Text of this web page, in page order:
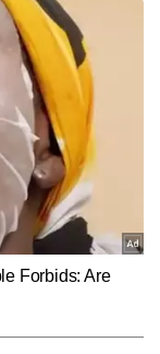
एक अनुभवी न्यूज राइटर हैं।
में तेज, सटीक और
अंतरराष्ट्रीय
विशेष पकड़ रखते हैं। ब्रेकिंग
आर्टिकल तैयार करने में उन्हें
रिपोर्ट प्रकाशित कर
लेखन शैली उनकी खासियत
का शौक है, जो उनकी लेखन